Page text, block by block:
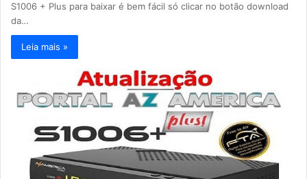
S1006 + Plus para baixar é bem fácil só clicar no botão download
da…
Leia mais »